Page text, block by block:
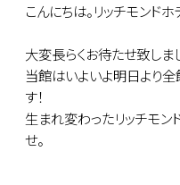
こんにちは。リッチモンド
大変長らくお待たせ致しま
当館はいよいよ明日より
す！
生まれ変わったリッチモ
せ。